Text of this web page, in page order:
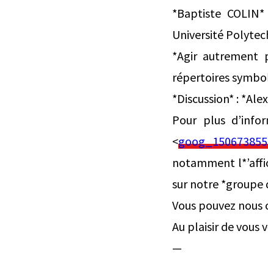
*Baptiste
Université
*Agir autrement
répertoires
*Discussion* :
Pour plus
<
notamment
sur notre *groupe
Vous pouvez
Au plaisir de vous
—